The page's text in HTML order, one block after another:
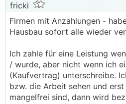
fricki
Firmen mit Anzahlungen -
Hausbau sofort alle wieder
Ich zahle für eine Leistung
/ wurde, aber nicht wenn ich
(Kaufvertrag) unterschreibe.
bzw. die Arbeit sehen und
mangelfrei sind, dann wird